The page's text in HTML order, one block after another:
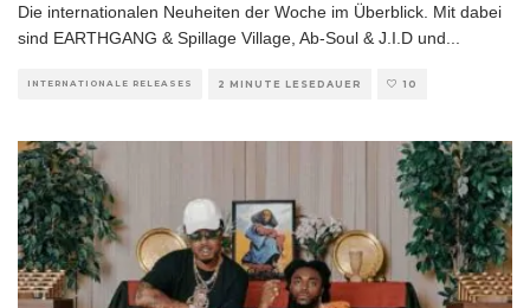
Die internationalen Neuheiten der Woche im Überblick. Mit dabei
sind EARTHGANG & Spillage Village, Ab-Soul & J.I.D und
INTERNATIONALE RELEASES 2 MINUTE LESEDAUER 10